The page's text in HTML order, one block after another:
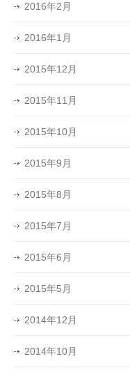
2016年2月
2016年1月
2015年12月
2015年11月
2015年10月
2015年9月
2015年8月
2015年7月
2015年6月
2015年5月
2014年12月
2014年10月